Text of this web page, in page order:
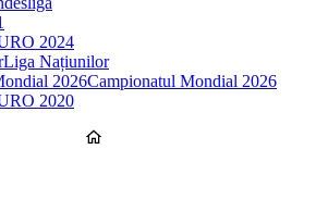
2024
Liga Națiunilor
Campionatul Mondial 2026
2020